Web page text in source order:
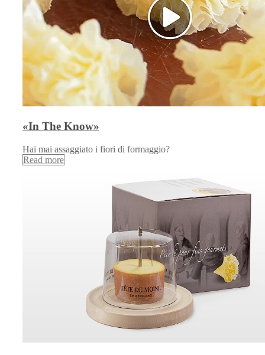
«In The Know»
Hai mai assaggiato i fiori di formaggio?
Read more